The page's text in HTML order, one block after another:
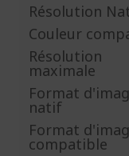
Résolution
Couleur
Résolution
maximale
Format
natif
Format
compatible